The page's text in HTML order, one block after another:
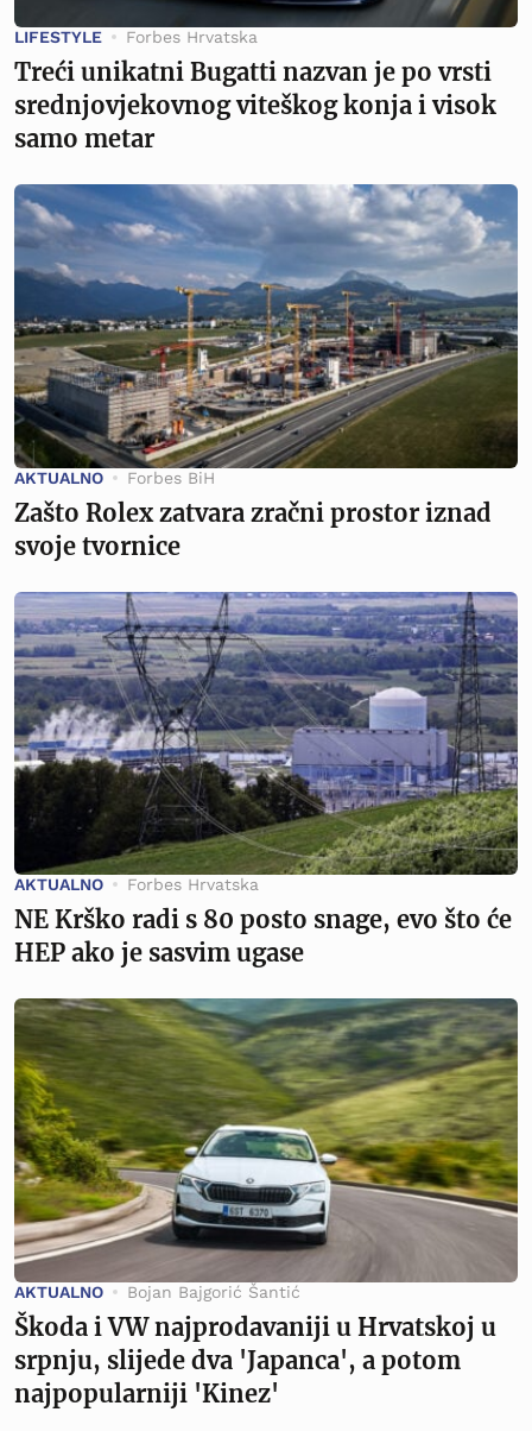
LIFESTYLE Forbes Hrvatska
Treći unikatni Bugatti nazvan je po vrsti
srednjovjekovnog viteškog konja i visok
samo metar
AKTUALNO Forbes BiH
Zašto Rolex zatvara zračni prostor iznad
svoje tvornice
AKTUALNO Forbes Hrvatska
NE Krško radi s 80 posto snage, evo što će
HEP ako je sasvim ugase
AKTUALNO Bojan Bajgorić Šantić
Škoda i VW najprodavaniji u Hrvatskoj u
srpnju, slijede dva 'Japanca', a potom
najpopularniji 'Kinez'